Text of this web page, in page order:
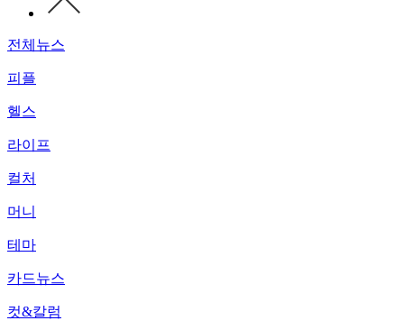
전체뉴스
피플
헬스
라이프
컬처
머니
테마
카드뉴스
컷&칼럼